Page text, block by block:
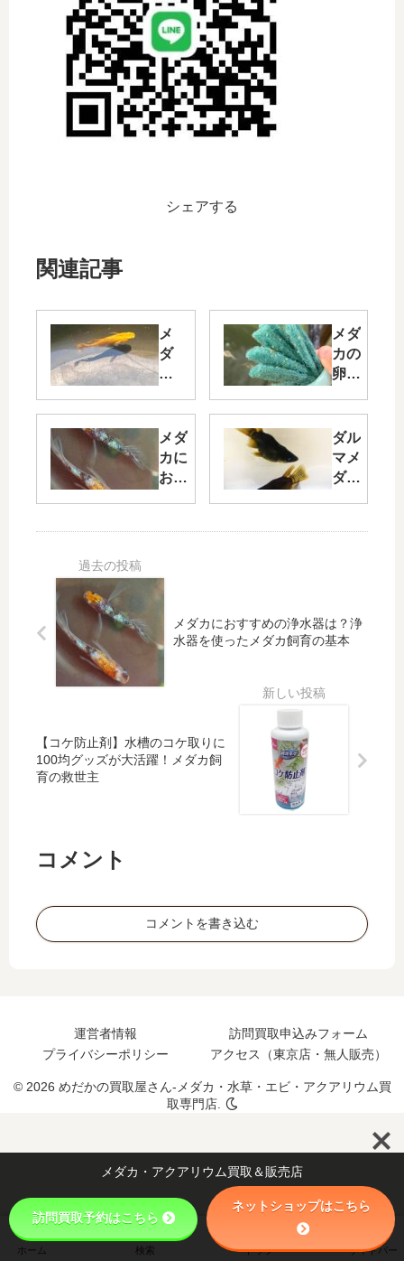
シェアする
関連記事
メ
ダ
カ
1
匹
だ
け
く
な
由
す
大
メダ
カの
卵産
けま
での
完全
ガイ
ド：
者で
進術
メダ
カに
おす
水器
浄水
器を
使っ
たメ
ダカ
ダル
マメ
ダカ
完全
管理
から
まで
メダカにおすすめの浄水器は？浄
水器を使ったメダカ飼育の基本
【コケ防止剤】水槽のコケ取りに
100均グッズが大活躍！メダカ飼
育の救世主
コメント
コメントを書き込む
運営者情報
訪問買取申込みフォーム
プライバシーポリシー
アクセス（東京店・無人販売）
© 2026 めだかの買取屋さん-メダカ・水草・エビ・アクアリウム買
取専門店.
ホーム 検索 トップ サイドバー
メダカ・アクアリウム買取＆販売店
訪問買取予約はこちら
ネットショップはこちら